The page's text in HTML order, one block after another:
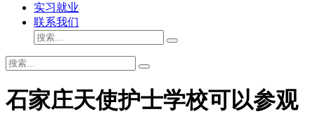
实习就业
联系我们
石家庄天使护士学校可以参观